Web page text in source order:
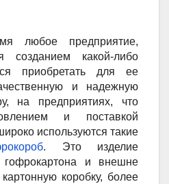
любое предприятие,
созданием какой-либо
приобретать для ее
и надежную
на предприятиях, что
и поставкой
используются такие
. Это изделие
гофрокартона и внешне
коробку, более